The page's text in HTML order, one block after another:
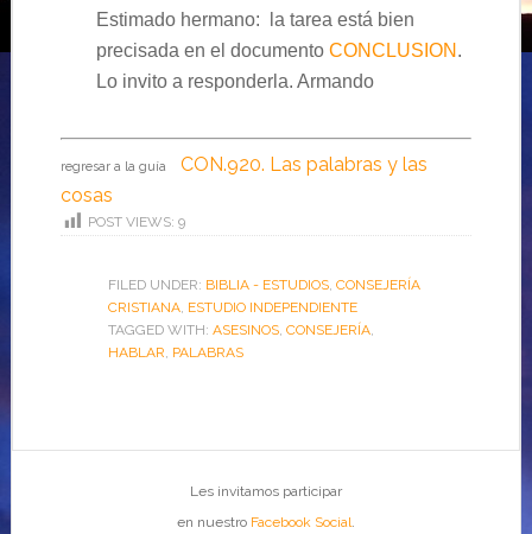
Estimado hermano: la tarea está bien
precisada en el documento CONCLUSION .
Lo invito a responderla. Armando
regresar a la guía
CON.920. Las palabras y las
cosas
POST VIEWS: 9
FILED UNDER: BIBLIA - ESTUDIOS, CONSEJERÍA
CRISTIANA, ESTUDIO INDEPENDIENTE
TAGGED WITH: ASESINOS, CONSEJERÍA,
HABLAR, PALABRAS
Les invitamos participar
en nuestro Facebook Social.